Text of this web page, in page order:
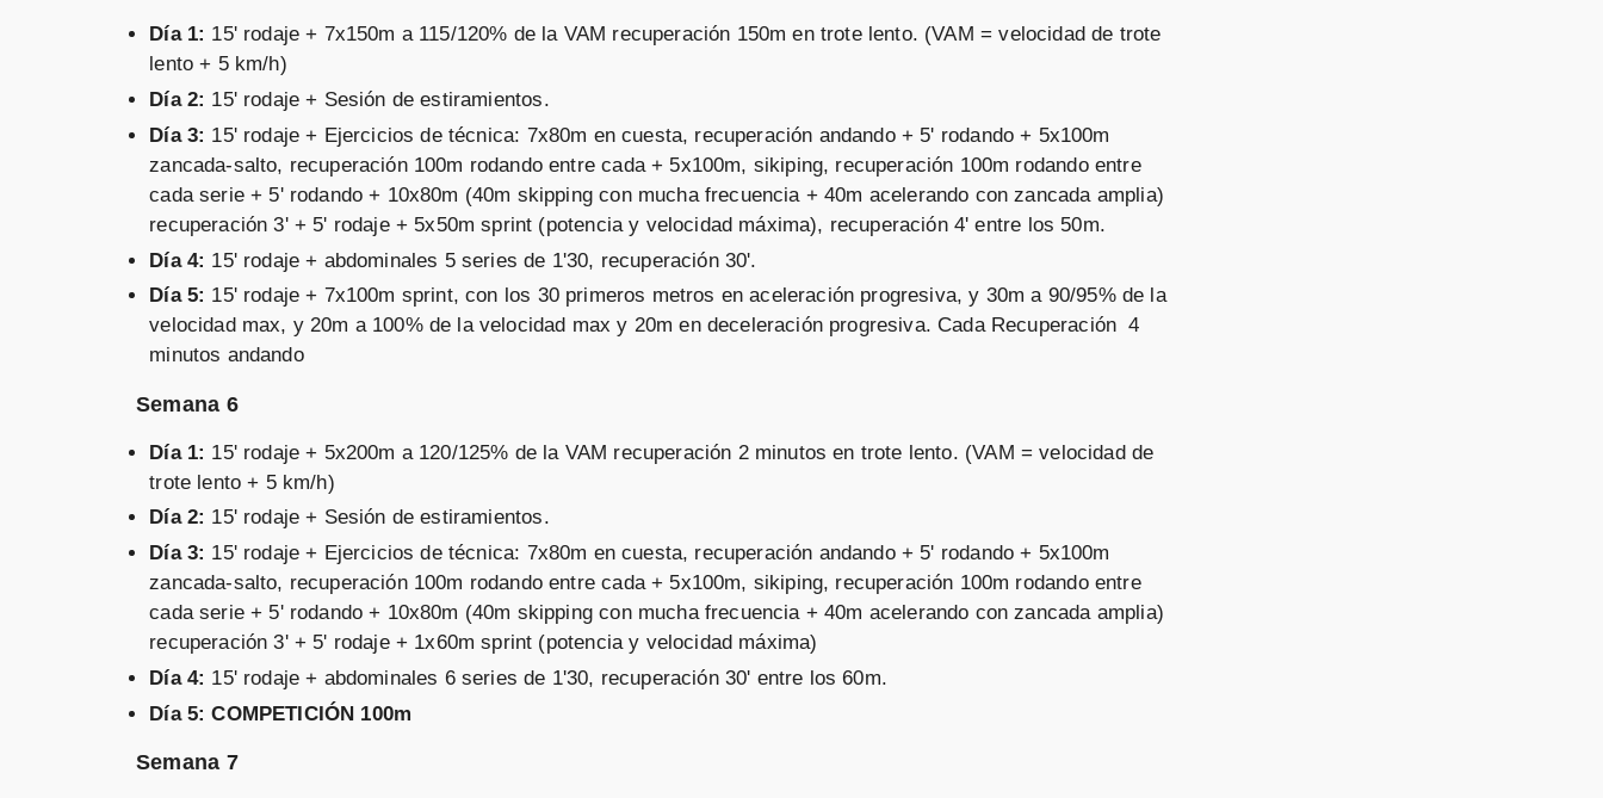
Día 1: 15' rodaje + 7x150m a 115/120% de la VAM recuperación 150m en trote lento. (VAM = velocidad de trote
lento + 5 km/h)
Día 2: 15' rodaje + Sesión de estiramientos.
Día 3: 15' rodaje + Ejercicios de técnica: 7x80m en cuesta, recuperación andando + 5' rodando + 5x100m
zancada-salto, recuperación 100m rodando entre cada + 5x100m, sikiping, recuperación 100m rodando entre
cada serie + 5' rodando + 10x80m (40m skipping con mucha frecuencia + 40m acelerando con zancada amplia)
recuperación 3' + 5' rodaje + 5x50m sprint (potencia y velocidad máxima), recuperación 4' entre los 50m.
Día 4: 15' rodaje + abdominales 5 series de 1'30, recuperación 30'.
Día 5: 15' rodaje + 7x100m sprint, con los 30 primeros metros en aceleración progresiva, y 30m a 90/95% de la
velocidad max, y 20m a 100% de la velocidad max y 20m en deceleración progresiva. Cada Recuperación 4
minutos andando
Semana 6
Día 1: 15' rodaje + 5x200m a 120/125% de la VAM recuperación 2 minutos en trote lento. (VAM = velocidad de
trote lento + 5 km/h)
Día 2: 15' rodaje + Sesión de estiramientos.
Día 3: 15' rodaje + Ejercicios de técnica: 7x80m en cuesta, recuperación andando + 5' rodando + 5x100m
zancada-salto, recuperación 100m rodando entre cada + 5x100m, sikiping, recuperación 100m rodando entre
cada serie + 5' rodando + 10x80m (40m skipping con mucha frecuencia + 40m acelerando con zancada amplia)
recuperación 3' + 5' rodaje + 1x60m sprint (potencia y velocidad máxima)
Día 4: 15' rodaje + abdominales 6 series de 1'30, recuperación 30' entre los 60m.
Día 5: COMPETICIÓN 100m
Semana 7